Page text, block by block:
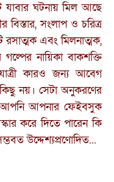
যাবার ঘটনায় মিল আছে
বিস্তার, সংলাপ ও চরিত্র
রসাত্মক এবং মিলনাত্মক,
নায়িকা বাকশক্তি
কারও জন্য আবেগ
নয়। সেটা অনুকরণের
আপনার ফেইবসুক
করে দিতে পারেন কি
উদ্দেশ্যপ্রণোদিত...